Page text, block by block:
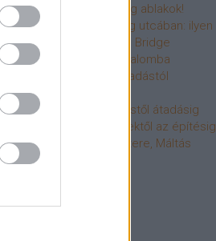
újjászülettek az ólomüveg ablakok!
terek a Mérleg utcában: ilyen
a Mamaison Hotel Chain Bridge
költözött a Hengermalomba
története: az átadástól
története: építéstől átadásig
története: ötletektől az építésig
elfeledett mestere, Máltás